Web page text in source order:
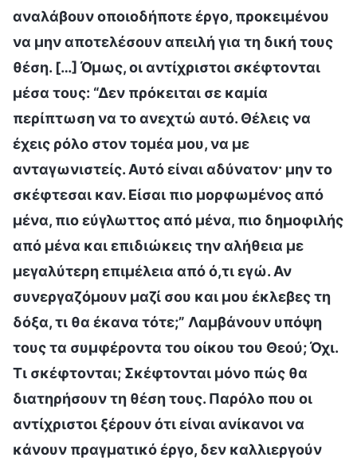
αναλάβουν οποιοδήποτε έργο, προκειμένου
να μην αποτελέσουν απειλή για τη δική τους
θέση. […] Όμως, οι αντίχριστοι σκέφτονται
μέσα τους: “Δεν πρόκειται σε καμία
περίπτωση να το ανεχτώ αυτό. Θέλεις να
έχεις ρόλο στον τομέα μου, να με
ανταγωνιστείς. Αυτό είναι αδύνατον· μην το
σκέφτεσαι καν. Είσαι πιο μορφωμένος από
μένα, πιο εύγλωττος από μένα, πιο δημοφιλής
από μένα και επιδιώκεις την αλήθεια με
μεγαλύτερη επιμέλεια από ό,τι εγώ. Αν
συνεργαζόμουν μαζί σου και μου έκλεβες τη
δόξα, τι θα έκανα τότε;” Λαμβάνουν υπόψη
τους τα συμφέροντα του οίκου του Θεού; Όχι.
Τι σκέφτονται; Σκέφτονται μόνο πώς θα
διατηρήσουν τη θέση τους. Παρόλο που οι
αντίχριστοι ξέρουν ότι είναι ανίκανοι να
κάνουν πραγματικό έργο, δεν καλλιεργούν